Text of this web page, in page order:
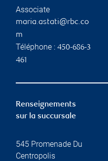
Associate
maria.astati@rbc.co
m
Téléphone : 450-686-3
461
Renseignements
sur la succursale
545 Promenade Du
Centropolis